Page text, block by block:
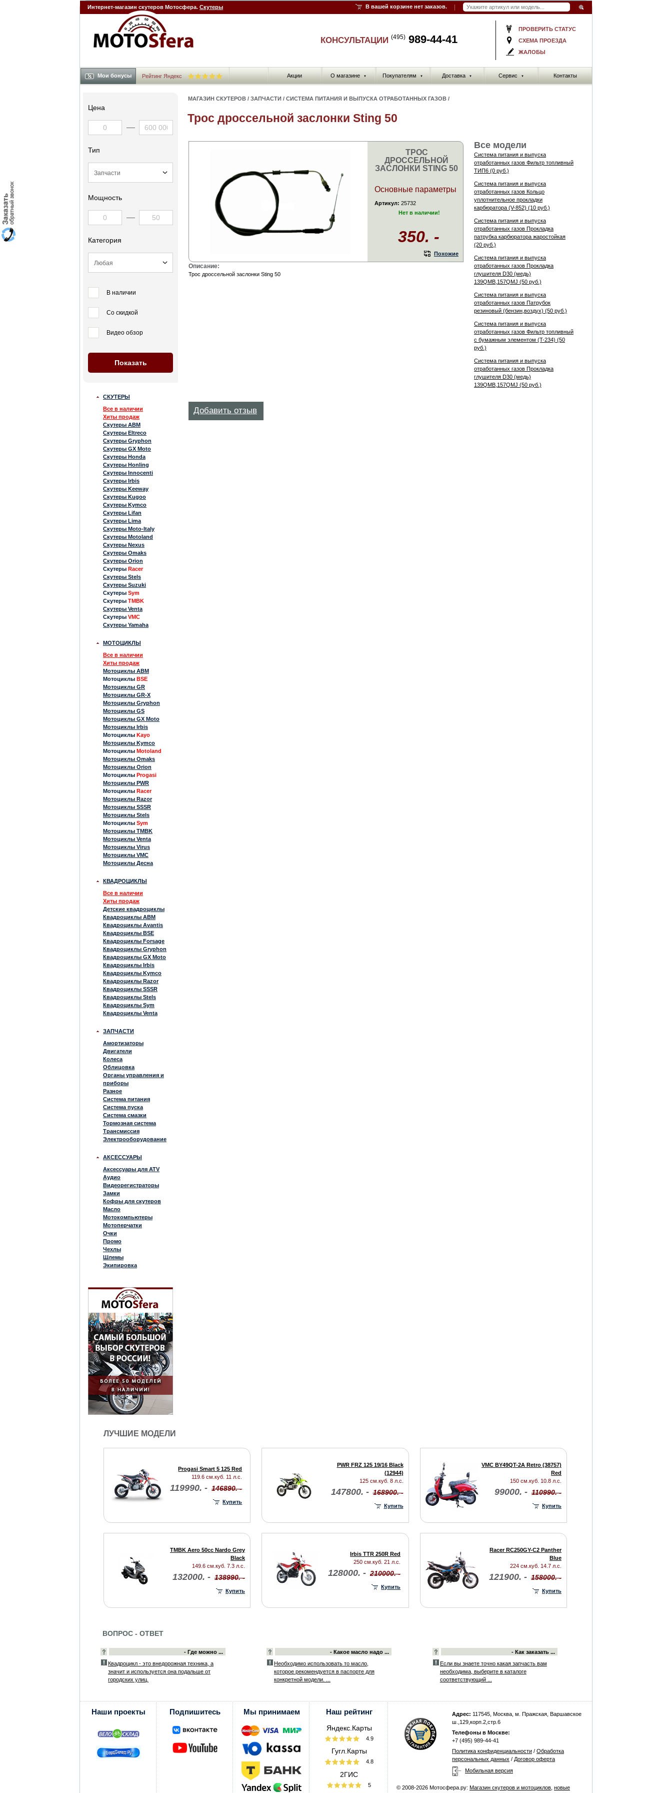
Интернет-магазин скутеров Мотосфера. Скутеры В вашей корзине нет заказов.
ПРОВЕРИТЬ СТАТУС
СХЕМА ПРОЕЗДА
ЖАЛОБЫ
КОНСУЛЬТАЦИИ (495) 989-44-41
Акции О магазине ▼ Покупателям ▼ Доставка ▼ Сервис ▼ Контакты
Мои бонусы Рейтинг Яндекс
Цена
Тип
Мощность
Категория
В наличии
Со скидкой
Видео обзор
СКУТЕРЫ
Все в наличии
Хиты продаж
Скутеры ABM
Скутеры Eltreco
Скутеры Gryphon
Скутеры GX Moto
Скутеры Honda
Скутеры Honling
Скутеры Innocenti
Скутеры Irbis
Скутеры Keeway
Скутеры Kugoo
Скутеры Kymco
Скутеры Lifan
Скутеры Lima
Скутеры Moto-Italy
Скутеры Motoland
Скутеры Nexus
Скутеры Omaks
Скутеры Orion
Скутеры Racer
Скутеры Stels
Скутеры Suzuki
Скутеры Sym
Скутеры TMBK
Скутеры Venta
Скутеры VMC
Скутеры Yamaha
МОТОЦИКЛЫ
Все в наличии
Хиты продаж
Мотоциклы ABM
Мотоциклы BSE
Мотоциклы GR
Мотоциклы GR-X
Мотоциклы Gryphon
Мотоциклы GS
Мотоциклы GX Moto
Мотоциклы Irbis
Мотоциклы Kayo
Мотоциклы Kymco
Мотоциклы Motoland
Мотоциклы Omaks
Мотоциклы Orion
Мотоциклы Progasi
Мотоциклы PWR
Мотоциклы Racer
Мотоциклы Razor
Мотоциклы SSSR
Мотоциклы Stels
Мотоциклы Sym
Мотоциклы TMBK
Мотоциклы Venta
Мотоциклы Virus
Мотоциклы VMC
Мотоциклы Десна
КВАДРОЦИКЛЫ
Все в наличии
Хиты продаж
Детские квадроциклы
Квадроциклы ABM
Квадроциклы Avantis
Квадроциклы BSE
Квадроциклы Forsage
Квадроциклы Gryphon
Квадроциклы GX Moto
Квадроциклы Irbis
Квадроциклы Kymco
Квадроциклы Razor
Квадроциклы SSSR
Квадроциклы Stels
Квадроциклы Sym
Квадроциклы Venta
ЗАПЧАСТИ
Амортизаторы
Двигатели
Колеса
Облицовка
Органы управления и
приборы
Разное
Система питания
Система пуска
Система смазки
Тормозная система
Трансмиссия
Электрооборудование
АКСЕССУАРЫ
Аксессуары для ATV
Аудио
Видеорегистраторы
Замки
Кофры для скутеров
Масло
Мотокомпьютеры
Мотоперчатки
Очки
Промо
Чехлы
Шлемы
Экипировка
МАГАЗИН СКУТЕРОВ / ЗАПЧАСТИ / СИСТЕМА ПИТАНИЯ И ВЫПУСКА ОТРАБОТАННЫХ ГАЗОВ /
Трос дроссельной заслонки Sting 50
ТРОС
ДРОССЕЛЬНОЙ
ЗАСЛОНКИ STING 50
Основные параметры
Артикул: 25732
Нет в наличии!
350. -
Похожие
Все модели
Система питания и выпуска
отработанных газов Фильтр топливный
ТИП6 (0 руб.)
Система питания и выпуска
отработанных газов Кольцо
уплотнительное прокладки
карбюратора (V-852) (10 руб.)
Система питания и выпуска
отработанных газов Прокладка
патрубка карбюратора жаростойкая
(20 руб.)
Система питания и выпуска
отработанных газов Прокладка
глушителя D30 (медь)
139QMB,157QMJ (50 руб.)
Система питания и выпуска
отработанных газов Патрубок
резиновый (бензин,воздух) (50 руб.)
Система питания и выпуска
отработанных газов Фильтр топливный
с бумажным элементом (T-234) (50
руб.)
Система питания и выпуска
отработанных газов Прокладка
глушителя D30 (медь)
139QMB,157QMJ (50 руб.)
Описание:
Трос дроссельной заслонки Sting 50
Добавить отзыв
ЛУЧШИЕ МОДЕЛИ
Progasi Smart 5 125 Red
119.6 см.куб. 11 л.с.
119990. - 146890. -
Купить
PWR FRZ 125 19/16 Black
(12944)
125 см.куб. 8 л.с.
147800. - 168900. -
Купить
VMC BY49QT-2A Retro (38757)
Red
150 см.куб. 10.8 л.с.
99000. - 110990. -
Купить
TMBK Aero 50cc Nardo Grey
Black
149.6 см.куб. 7.3 л.с.
132000. - 138990. -
Купить
Irbis TTR 250R Red
250 см.куб. 21 л.с.
128000. - 210000. -
Купить
Racer RC250GY-C2 Panther
Blue
224 см.куб. 14.7 л.с.
121900. - 158000. -
Купить
ВОПРОС - ОТВЕТ
- Где можно ...
Квадроцикл - это внедорожная техника, а
значит и используется она подальше от
городских улиц.
- Какое масло надо ...
Необходимо использовать то масло,
которое рекомендуется в паспорте для
конкретной модели. ...
- Как заказать ...
Если вы знаете точно какая запчасть вам
необходима, выберите в каталоге
соответствующий ...
Наши проекты Подпишитесь Мы принимаем Наш рейтинг
Яндекс.Карты
4.9
Гугл.Карты
4.8
2ГИС
5
Адрес: 117545, Москва, м. Пражская, Варшавское
ш.,129,корп.2,стр.6
Телефоны в Москве:
+7 (495) 989-44-41
Политика конфиденциальности / Обработка
персональных данных / Договор оферта
Мобильная версия
© 2008-2026 Мотосфера.ру: Магазин скутеров и мотоциклов новые